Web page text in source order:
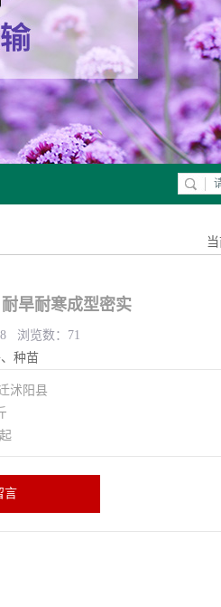
旱耐寒成型密实
浏览数：71
种苗
沭阳县
言